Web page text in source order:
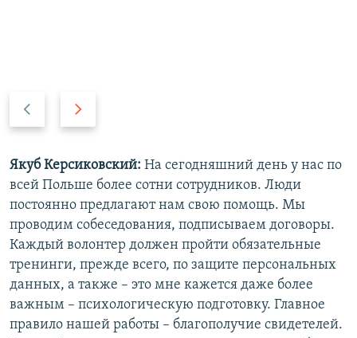
д
ы
д
у
щ
и
й
с
л
д
у
ю
щ
и
й
л
а
Якуб Керсиковский: На сегодняшний день у нас по
всей Польше более сотни сотрудников. Люди
постоянно предлагают нам свою помощь. Мы
проводим собеседования, подписываем договоры.
Каждый волонтер должен пройти обязательные
тренинги, прежде всего, по защите персональных
данных, а также – это мне кажется даже более
важным – психологическую подготовку. Главное
правило нашей работы – благополучие свидетелей.